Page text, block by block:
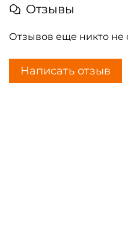
Отзывы
Отзывов еще никто не
Написать отзыв